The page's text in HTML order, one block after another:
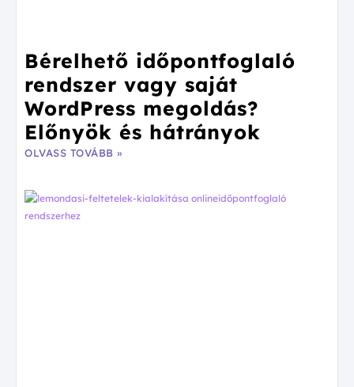
Bérelhető időpontfoglaló
rendszer vagy saját
WordPress megoldás?
Előnyök és hátrányok
OLVASS TOVÁBB »